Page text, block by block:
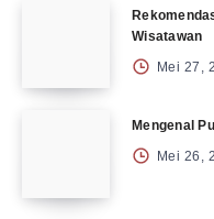
Wisatawan
Mei 27,
Mengenal
Mei 26,